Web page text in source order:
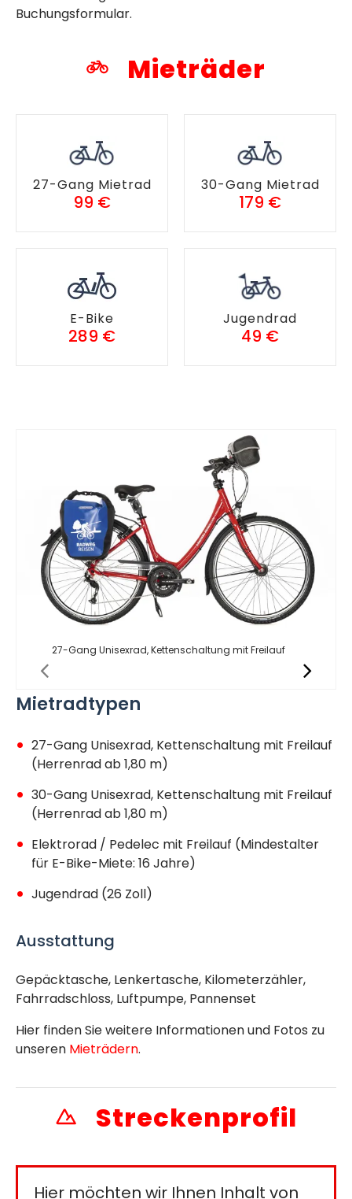
Buchungsformular.
Mieträder
27-Gang Mietrad
99 €
30-Gang Mietrad
179 €
E-Bike
289 €
Jugendrad
49 €
Mietradtypen
27-Gang Unisexrad, Kettenschaltung mit Freilauf
(Herrenrad ab 1,80 m)
30-Gang Unisexrad, Kettenschaltung mit Freilauf
(Herrenrad ab 1,80 m)
Elektrorad / Pedelec mit Freilauf (Mindestalter
für E-Bike-Miete: 16 Jahre)
Jugendrad (26 Zoll)
Ausstattung
Gepäcktasche, Lenkertasche, Kilometerzähler,
Fahrradschloss, Luftpumpe, Pannenset
Hier finden Sie weitere Informationen und Fotos zu
unseren Mieträdern.
27-Gang Unisexrad, Kettenschaltung mit Freilauf
Streckenprofil
Hier möchten wir Ihnen Inhalt von